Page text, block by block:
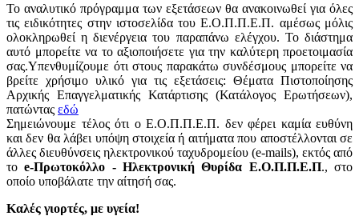
Το αναλυτικό πρόγραμμα των εξετάσεων θα ανακοινωθεί για όλες
τις ειδικότητες στην ιστοσελίδα του Ε.Ο.Π.Π.Ε.Π. αμέσως μόλις
ολοκληρωθεί η διενέργεια του παραπάνω ελέγχου. Το διάστημα
αυτό μπορείτε να το αξιοποιήσετε για την καλύτερη προετοιμασία
σας.Υπενθυμίζουμε ότι στους παρακάτω συνδέσμους μπορείτε να
βρείτε χρήσιμο υλικό για τις εξετάσεις: Θέματα Πιστοποίησης
Αρχικής Επαγγελματικής Κατάρτισης (Κατάλογος Ερωτήσεων),
πατώντας εδώ
Σημειώνουμε τέλος ότι ο Ε.Ο.Π.Π.Ε.Π. δεν φέρει καμία ευθύνη
και δεν θα λάβει υπόψη στοιχεία ή αιτήματα που αποστέλλονται σε
άλλες διευθύνσεις ηλεκτρονικού ταχυδρομείου (e-mails), εκτός από
τοe-Πρωτοκόλλο - Ηλεκτρονική Θυρίδα Ε.Ο.Π.Π.Ε.Π., στο
οποίο υποβάλατε την αίτησή σας.
Καλές γιορτές, με υγεία!